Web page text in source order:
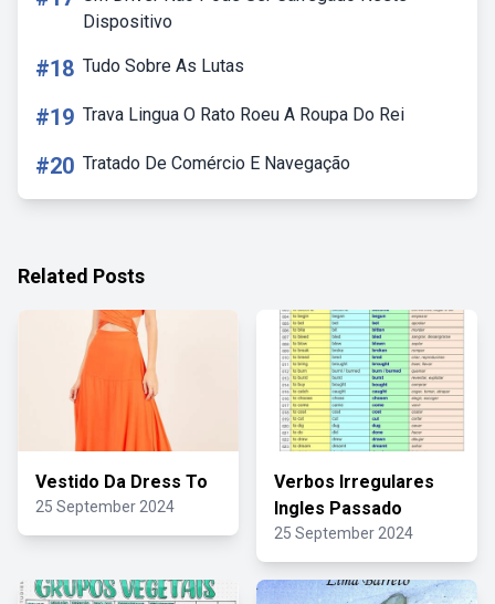
Dispositivo
#18 Tudo Sobre As Lutas
#19 Trava Lingua O Rato Roeu A Roupa Do Rei
#20 Tratado De Comércio E Navegação
Related Posts
Vestido Da Dress To
25 September 2024
Verbos Irregulares
Ingles Passado
25 September 2024